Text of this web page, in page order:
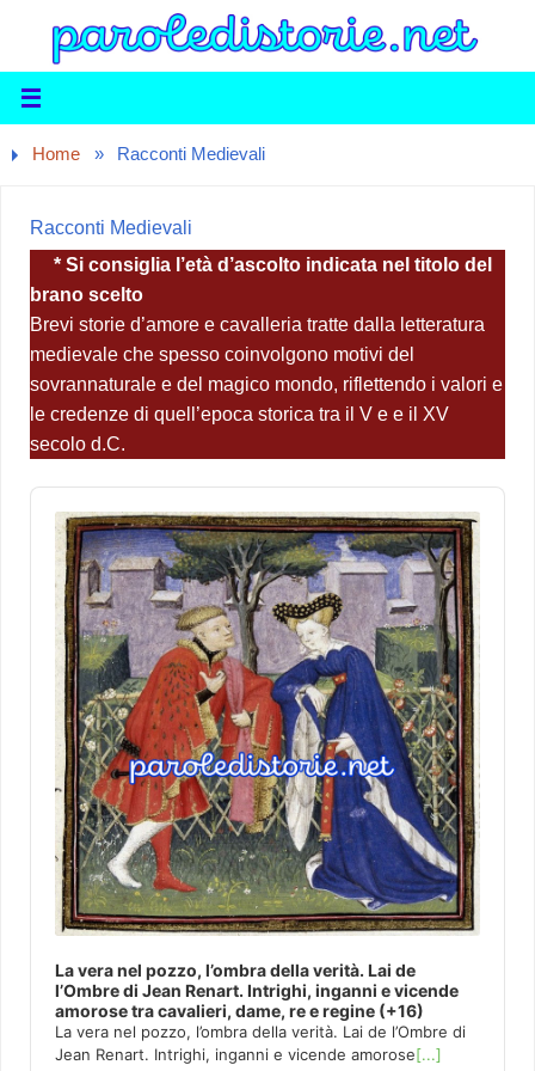
Home » Racconti Medievali
Racconti Medievali
* Si consiglia l’età d’ascolto indicata nel titolo del
brano scelto
Brevi storie d’amore e cavalleria tratte dalla letteratura
medievale che spesso coinvolgono motivi del
sovrannaturale e del magico mondo, riflettendo i valori e
le credenze di quell’epoca storica tra il V e e il XV
secolo d.C.
Audio
Player
La vera nel pozzo, l’ombra della verità. Lai de
l’Ombre di Jean Renart. Intrighi, inganni e vicende
amorose tra cavalieri, dame, re e regine (+16)
La vera nel pozzo, l’ombra della verità. Lai de l’Ombre di
Jean Renart. Intrighi, inganni e vicende amorose[...]